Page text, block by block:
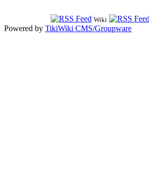
Wiki
Powered by TikiWiki CMS/Groupware